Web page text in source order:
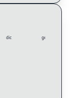
dic gen